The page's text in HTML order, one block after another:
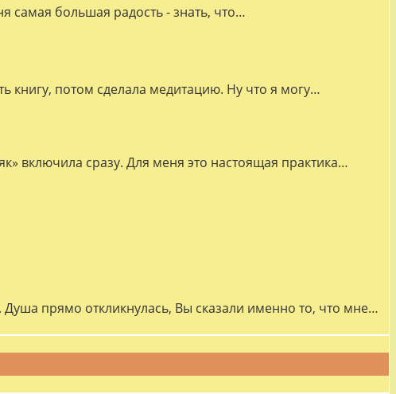
самая большая радость - знать, что…
книгу, потом сделала медитацию. Ну что я могу…
включила сразу. Для меня это настоящая практика…
прямо откликнулась, Вы сказали именно то, что мне…